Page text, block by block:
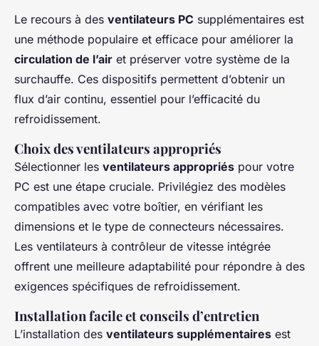
Le recours à des ventilateurs PC supplémentaires est
une méthode populaire et efficace pour améliorer la
circulation de l’air et préserver votre système de la
surchauffe. Ces dispositifs permettent d’obtenir un
flux d’air continu, essentiel pour l’efficacité du
refroidissement.
Choix des ventilateurs appropriés
Sélectionner les ventilateurs appropriés pour votre
PC est une étape cruciale. Privilégiez des modèles
compatibles avec votre boîtier, en vérifiant les
dimensions et le type de connecteurs nécessaires.
Les ventilateurs à contrôleur de vitesse intégrée
offrent une meilleure adaptabilité pour répondre à des
exigences spécifiques de refroidissement.
Installation facile et conseils d’entretien
L’installation des ventilateurs supplémentaires est